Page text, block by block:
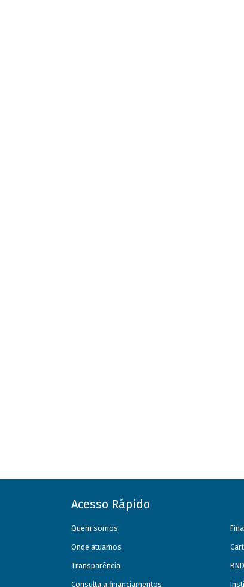
Acesso Rápido
Quem somos
Onde atuamos
Transparência
Consulta a financiamentos